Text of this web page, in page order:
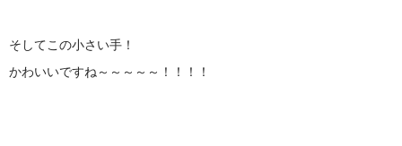
そしてこの小さい手！
かわいいですね～～～～～！！！！